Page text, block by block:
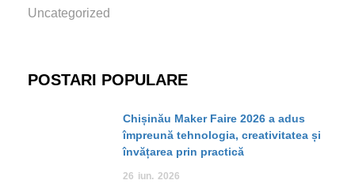
Uncategorized
POSTARI POPULARE
Chișinău Maker Faire 2026 a adus
împreună tehnologia, creativitatea și
învățarea prin practică
26 iun. 2026